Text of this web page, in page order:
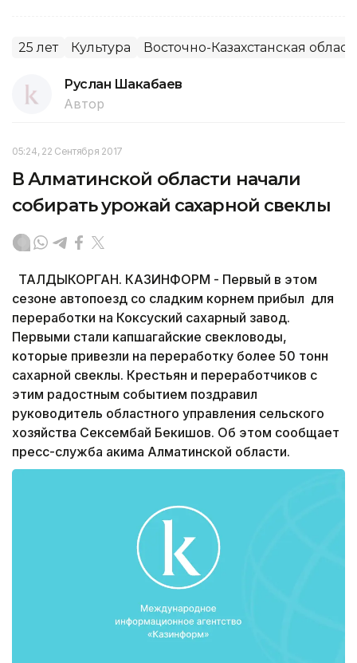
25 лет Культура Восточно-Казахстанская
Руслан Шакабаев
Автор
05:24, 22 Сентября 2017
В Алматинской области начали
собирать урожай сахарной свеклы
ТАЛДЫКОРГАН. КАЗИНФОРМ - Первый в этом
сезоне автопоезд со сладким корнем прибыл для
переработки на Коксуский сахарный завод.
Первыми стали капшагайские свекловоды,
которые привезли на переработку более 50 тонн
сахарной свеклы. Крестьян и переработчиков с
этим радостным событием поздравил
руководитель областного управления сельского
хозяйства Сексембай Бекишов. Об этом сообщает
пресс-служба акима Алматинской области.